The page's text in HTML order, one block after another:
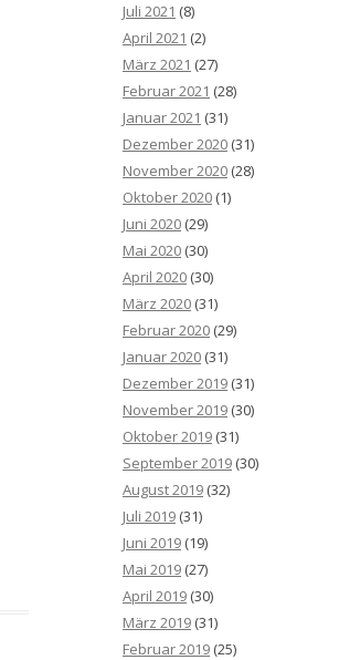
Juli 2021 (8)
April 2021 (2)
März 2021 (27)
Februar 2021 (28)
Januar 2021 (31)
Dezember 2020 (31)
November 2020 (28)
Oktober 2020 (1)
Juni 2020 (29)
Mai 2020 (30)
April 2020 (30)
März 2020 (31)
Februar 2020 (29)
Januar 2020 (31)
Dezember 2019 (31)
November 2019 (30)
Oktober 2019 (31)
September 2019 (30)
August 2019 (32)
Juli 2019 (31)
Juni 2019 (19)
Mai 2019 (27)
April 2019 (30)
März 2019 (31)
Februar 2019 (25)